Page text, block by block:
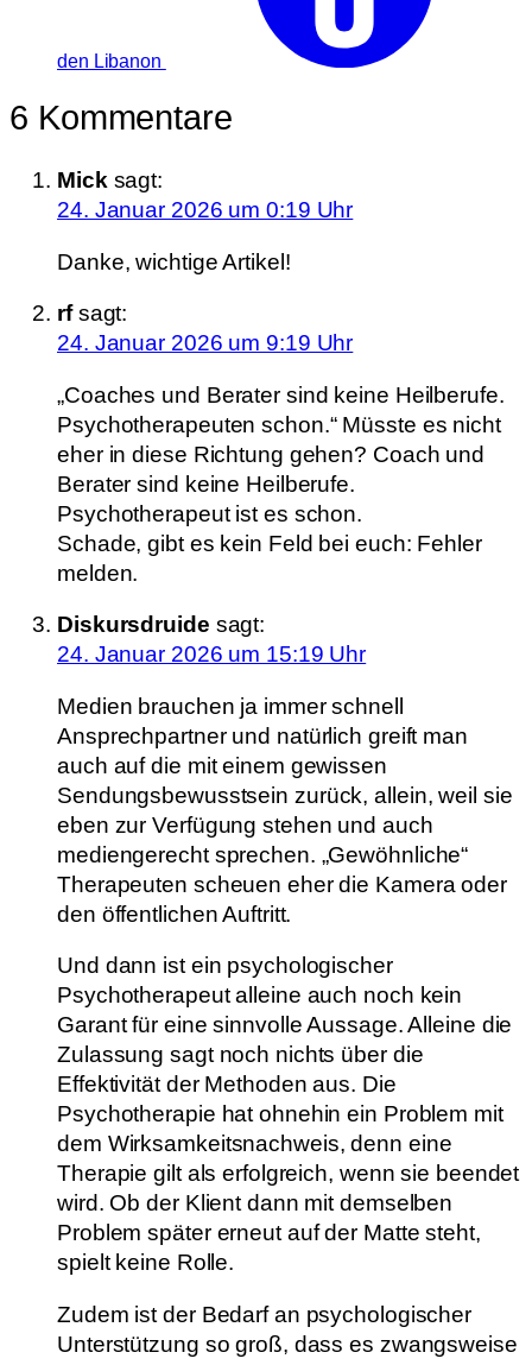
den Libanon
6 Kommentare
Mick sagt:
24. Januar 2026 um 0:19 Uhr
Danke, wichtige Artikel!
rf sagt:
24. Januar 2026 um 9:19 Uhr
„Coaches und Berater sind keine Heilberufe.
Psychotherapeuten schon.“ Müsste es nicht
eher in diese Richtung gehen? Coach und
Berater sind keine Heilberufe.
Psychotherapeut ist es schon.
Schade, gibt es kein Feld bei euch: Fehler
melden.
Diskursdruide sagt:
24. Januar 2026 um 15:19 Uhr
Medien brauchen ja immer schnell
Ansprechpartner und natürlich greift man
auch auf die mit einem gewissen
Sendungsbewusstsein zurück, allein, weil sie
eben zur Verfügung stehen und auch
mediengerecht sprechen. „Gewöhnliche“
Therapeuten scheuen eher die Kamera oder
den öffentlichen Auftritt.
Und dann ist ein psychologischer
Psychotherapeut alleine auch noch kein
Garant für eine sinnvolle Aussage. Alleine die
Zulassung sagt noch nichts über die
Effektivität der Methoden aus. Die
Psychotherapie hat ohnehin ein Problem mit
dem Wirksamkeitsnachweis, denn eine
Therapie gilt als erfolgreich, wenn sie beendet
wird. Ob der Klient dann mit demselben
Problem später erneut auf der Matte steht,
spielt keine Rolle.
Zudem ist der Bedarf an psychologischer
Unterstützung so groß, dass es zwangsweise